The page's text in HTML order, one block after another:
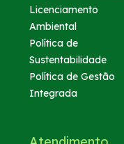
Licenciamento
Ambiental
Política de
Sustentabilidade
Política de Gestão
Integrada